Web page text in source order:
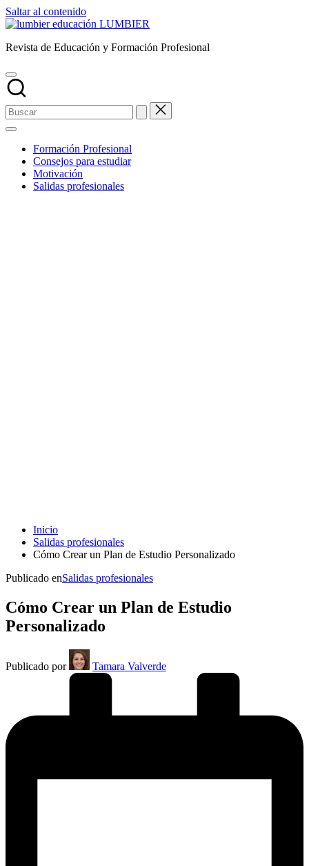
Saltar al contenido
LUMBIER
Revista de Educación y Formación Profesional
Formación Profesional
Consejos para estudiar
Motivación
Salidas profesionales
Inicio
Salidas profesionales
Cómo Crear un Plan de Estudio Personalizado
Publicado enSalidas profesionales
Cómo Crear un Plan de Estudio
Personalizado
Publicado por Tamara Valverde